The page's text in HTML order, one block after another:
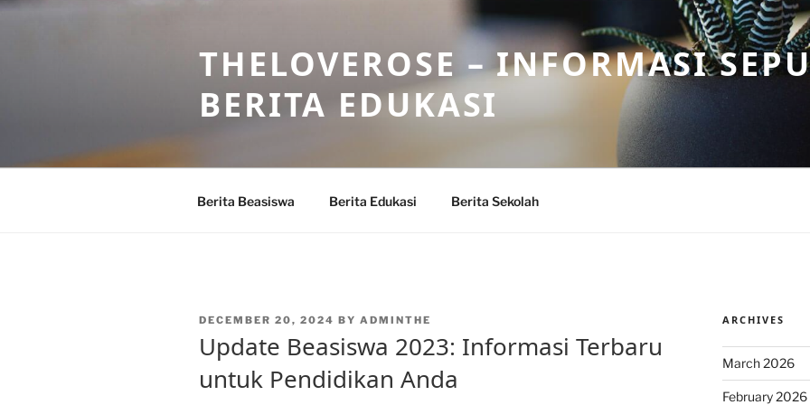
Skip
THELOVEROSE – INFORMASI
BERITA EDUKASI
Berita Beasiswa Berita Edukasi Berita Sekolah
POSTED
DECEMBER 20, 2024 BY ADMINTHE
Update Beasiswa 2023: Informasi Terbaru
untuk Pendidikan Anda
ARCHIVES
March 2026
February 2026